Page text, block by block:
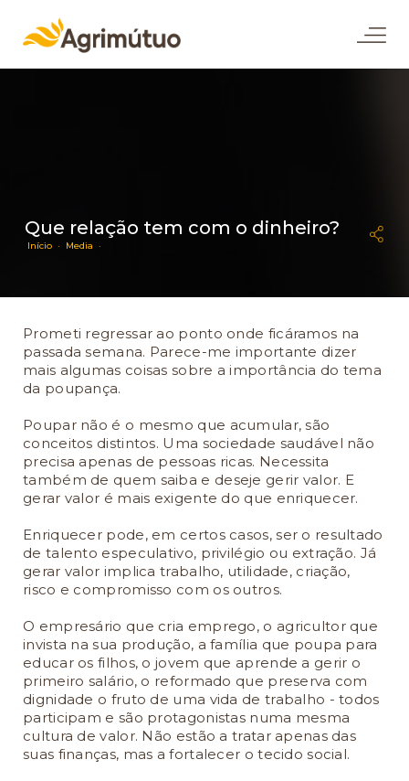
Que relação tem com o dinheiro?
Início · Media ·
Prometi regressar ao ponto onde ficáramos na
passada semana. Parece-me importante dizer
mais algumas coisas sobre a importância do tema
da poupança.
Poupar não é o mesmo que acumular, são
conceitos distintos. Uma sociedade saudável não
precisa apenas de pessoas ricas. Necessita
também de quem saiba e deseje gerir valor. E
gerar valor é mais exigente do que enriquecer.
Enriquecer pode, em certos casos, ser o resultado
de talento especulativo, privilégio ou extração. Já
gerar valor implica trabalho, utilidade, criação,
risco e compromisso com os outros.
O empresário que cria emprego, o agricultor que
invista na sua produção, a família que poupa para
educar os filhos, o jovem que aprende a gerir o
primeiro salário, o reformado que preserva com
dignidade o fruto de uma vida de trabalho - todos
participam e são protagonistas numa mesma
cultura de valor. Não estão a tratar apenas das
suas finanças, mas a fortalecer o tecido social.